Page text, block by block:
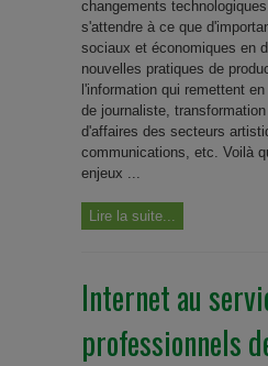
changements
s'attendre à ce que
sociaux et économiques en
nouvelles pratiques de
l'information qui remettent
de journaliste,
d'affaires des secteurs
communications, etc. Voilà
enjeux ...
Lire la suite...
Internet au
professionnels